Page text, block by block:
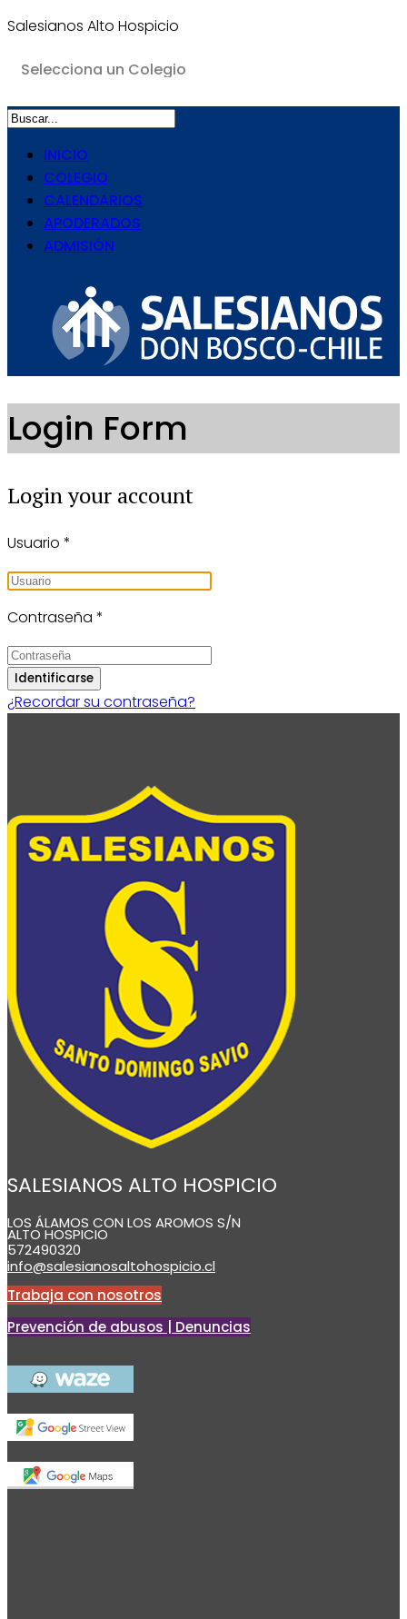
Salesianos Alto Hospicio
INICIO
COLEGIO
CALENDARIOS
APODERADOS
ADMISIÓN
Login Form
Login your account
Usuario *
Contraseña *
Identificarse
¿Recordar su contraseña?
SALESIANOS ALTO HOSPICIO
LOS ÁLAMOS CON LOS AROMOS S/N
ALTO HOSPICIO
572490320
info@salesianosaltohospicio.cl
Trabaja con nosotros
Prevención de abusos | Denuncias